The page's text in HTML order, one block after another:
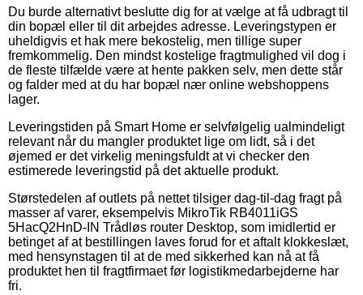
Du burde alternativt beslutte dig for at vælge at få udbragt til
din bopæl eller til dit arbejdes adresse. Leveringstypen er
uheldigvis et hak mere bekostelig, men tillige super
fremkommelig. Den mindst kostelige fragtmulighed vil dog i
de fleste tilfælde være at hente pakken selv, men dette står
og falder med at du har bopæl nær online webshoppens
lager.
Leveringstiden på Smart Home er selvfølgelig ualmindeligt
relevant når du mangler produktet lige om lidt, så i det
øjemed er det virkelig meningsfuldt at vi checker den
estimerede leveringstid på det aktuelle produkt.
Størstedelen af outlets på nettet tilsiger dag-til-dag fragt på
masser af varer, eksempelvis MikroTik RB4011iGS
5HacQ2HnD-IN Trådløs router Desktop, som imidlertid er
betinget af at bestillingen laves forud for et aftalt klokkeslæt,
med hensynstagen til at de med sikkerhed kan nå at få
produktet hen til fragtfirmaet før logistikmedarbejderne har
fri.